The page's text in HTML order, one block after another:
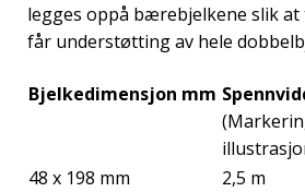
legges oppå bærebjelkene slik
får understøtting av hele
Bjelkedimensjon mm
48 x 198 mm
2,5 m